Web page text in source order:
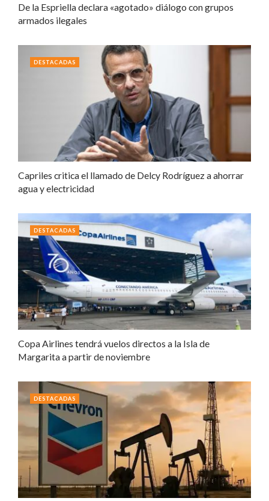
De la Espriella declara «agotado» diálogo con grupos
armados ilegales
Capriles critica el llamado de Delcy Rodríguez a ahorrar
agua y electricidad
DESTACADAS
Copa Airlines tendrá vuelos directos a la Isla de
Margarita a partir de noviembre
DESTACADAS
DESTACADAS